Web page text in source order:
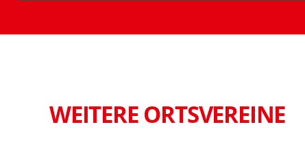
WEITERE ORTSVEREINE